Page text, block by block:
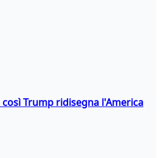
Trump ridisegna l'America